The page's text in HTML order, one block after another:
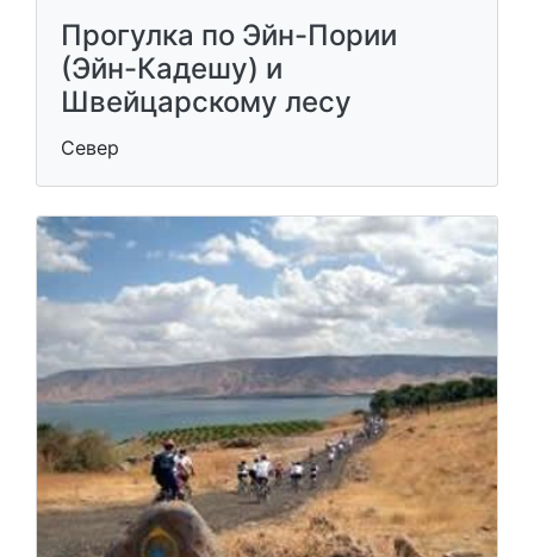
Прогулка по Эйн-Пории
(Эйн-Кадешу) и
Швейцарскому лесу
Север